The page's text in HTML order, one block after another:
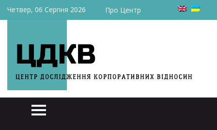
Четвер, 06 Серпня 2026 Про Центр